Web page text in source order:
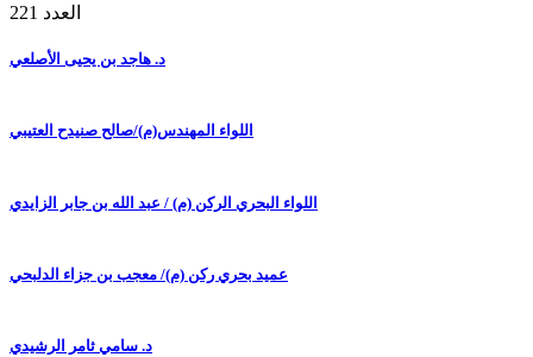
العدد 221
د. هاجد بن يحيى الأصلعي
اللواء المهندس(م)/صالح صنيدح العتيبي
اللواء البحري الركن (م) / عبد الله بن جابر الزايدي
عميد بحري ركن (م)/ معجب بن جزاء الدلبحي
د. سامي ثامر الرشيدي